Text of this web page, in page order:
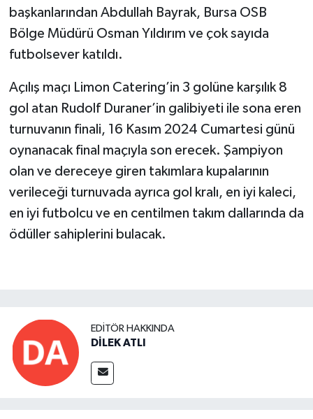
başkanlarından Abdullah Bayrak, Bursa OSB
Bölge Müdürü Osman Yıldırım ve çok sayıda
futbolsever katıldı.
Açılış maçı Limon Catering’in 3 golüne karşılık 8
gol atan Rudolf Duraner’in galibiyeti ile sona eren
turnuvanın finali, 16 Kasım 2024 Cumartesi günü
oynanacak final maçıyla son erecek. Şampiyon
olan ve dereceye giren takımlara kupalarının
verileceği turnuvada ayrıca gol kralı, en iyi kaleci,
en iyi futbolcu ve en centilmen takım dallarında da
ödüller sahiplerini bulacak.
EDITÖR HAKKINDA
DİLEK ATLI